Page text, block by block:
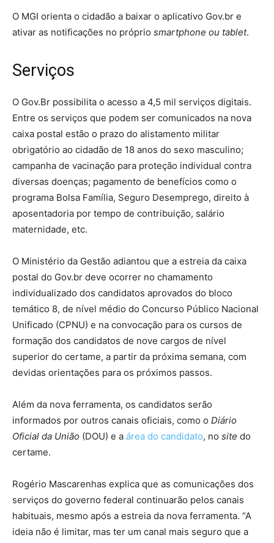
O MGI orienta o cidadão a baixar o aplicativo Gov.br e
ativar as notificações no próprio smartphone ou tablet.
Serviços
O Gov.Br possibilita o acesso a 4,5 mil serviços digitais.
Entre os serviços que podem ser comunicados na nova
caixa postal estão o prazo do alistamento militar
obrigatório ao cidadão de 18 anos do sexo masculino;
campanha de vacinação para proteção individual contra
diversas doenças; pagamento de benefícios como o
programa Bolsa Família, Seguro Desemprego, direito à
aposentadoria por tempo de contribuição, salário
maternidade, etc.
O Ministério da Gestão adiantou que a estreia da caixa
postal do Gov.br deve ocorrer no chamamento
individualizado dos candidatos aprovados do bloco
temático 8, de nível médio do Concurso Público Nacional
Unificado (CPNU) e na convocação para os cursos de
formação dos candidatos de nove cargos de nível
superior do certame, a partir da próxima semana, com
devidas orientações para os próximos passos.
Além da nova ferramenta, os candidatos serão
informados por outros canais oficiais, como o Diário
Oficial da União (DOU) e a área do candidato, no site do
certame.
Rogério Mascarenhas explica que as comunicações dos
serviços do governo federal continuarão pelos canais
habituais, mesmo após a estreia da nova ferramenta. “A
ideia não é limitar, mas ter um canal mais seguro que a